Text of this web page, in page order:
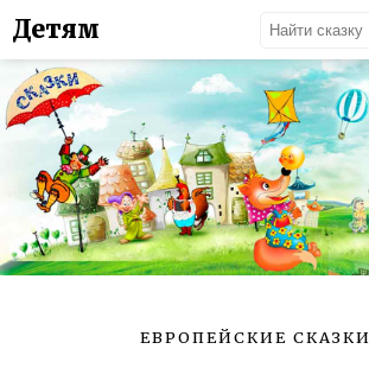
Детям
ЕВРОПЕЙСКИЕ СКАЗКИ